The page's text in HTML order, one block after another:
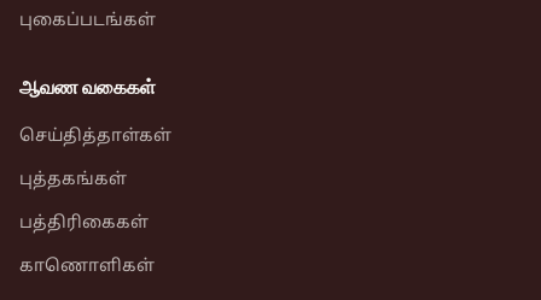
புகைப்படங்கள்
ஆவண வகைகள்
செய்தித்தாள்கள்
புத்தகங்கள்
பத்திரிகைகள்
காணொளிகள்